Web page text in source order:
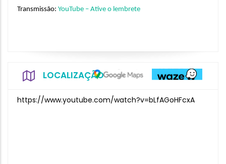
Transmissão: YouTube – Ative o lembrete
LOCALIZAÇÃO
https://www.youtube.com/watch?v=bLfAGoHFcxA